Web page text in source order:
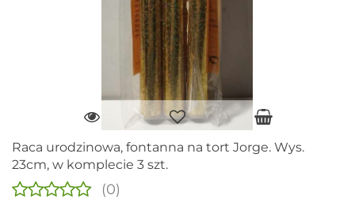
Raca urodzinowa, fontanna na tort Jorge. Wys.
23cm, w komplecie 3 szt.
(0)